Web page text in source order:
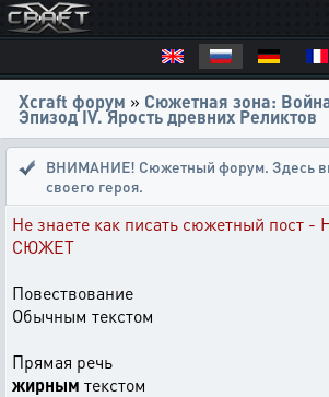
Xcraft форум » Сюжетная зона:
Эпизод IV. Ярость древних Реликтов
ВНИМАНИЕ! Сюжетный форум. Здесь
своего героя.
Не знаете как писать сюжетный пост
СЮЖЕТ
Повествование
Обычным текстом
Прямая речь
жирным текстом